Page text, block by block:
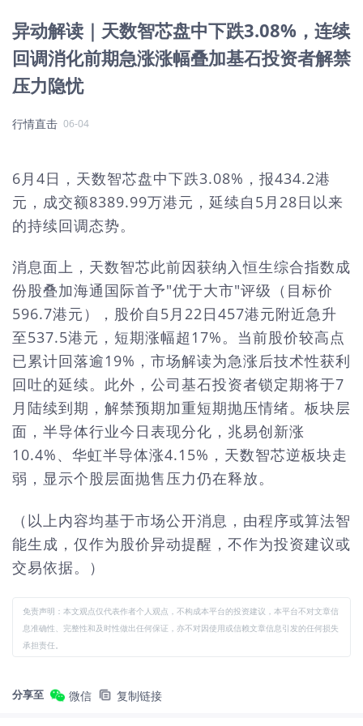
异动解读｜天数智芯盘中下跌3.08%，连续
回调消化前期急涨涨幅叠加基石投资者解禁
压力隐忧
行情直击 06-04
6月4日，天数智芯盘中下跌3.08%，报434.2港
元，成交额8389.99万港元，延续自5月28日以来
的持续回调态势。
消息面上，天数智芯此前因获纳入恒生综合指数成
份股叠加海通国际首予"优于大市"评级（目标价
596.7港元），股价自5月22日457港元附近急升
至537.5港元，短期涨幅超17%。当前股价较高点
已累计回落逾19%，市场解读为急涨后技术性获利
回吐的延续。此外，公司基石投资者锁定期将于7
月陆续到期，解禁预期加重短期抛压情绪。板块层
面，半导体行业今日表现分化，兆易创新涨
10.4%、华虹半导体涨4.15%，天数智芯逆板块走
弱，显示个股层面抛售压力仍在释放。
（以上内容均基于市场公开消息，由程序或算法智
能生成，仅作为股价异动提醒，不作为投资建议或
交易依据。）
免责声明：本文观点仅代表作者个人观点，不构成本平台的投资建议，本平台不对文章信
息准确性、完整性和及时性做出任何保证，亦不对因使用或信赖文章信息引发的任何损失
承担责任。
分享至 微信 复制链接